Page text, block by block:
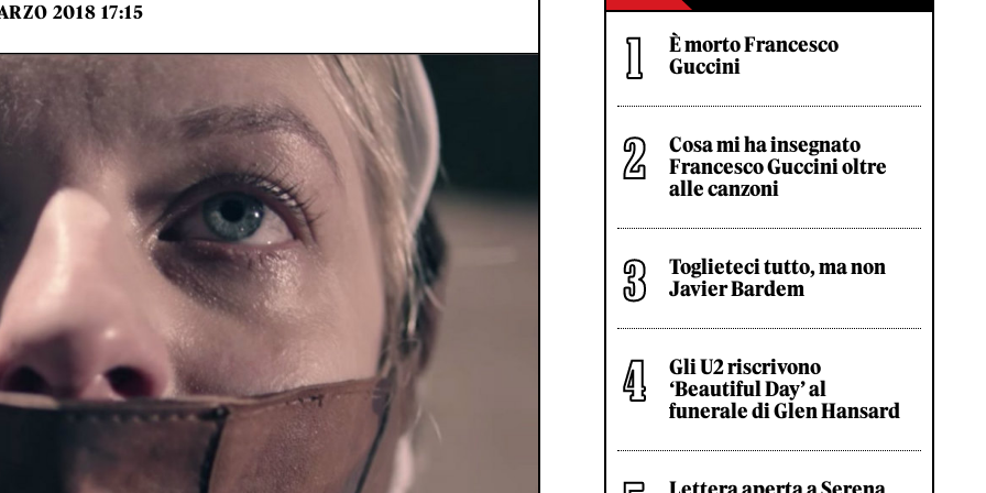
2018 17:15
È morto Francesco
Guccini
Cosa mi ha insegnato
Francesco Guccini oltre
alle canzoni
Toglieteci tutto, ma non
Javier Bardem
Gli U2 riscrivono
‘Beautiful Day’ al
funerale di Glen Hansard